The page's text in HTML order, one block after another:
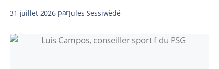
31 juillet 2026 parJules Sessiwèdé